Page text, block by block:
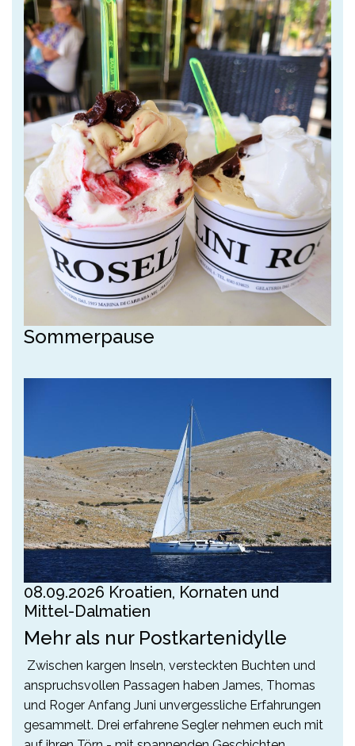
Sommerpause
08.09.2026 Kroatien, Kornaten und
Mittel-Dalmatien
Mehr als nur Postkartenidylle
Zwischen kargen Inseln, versteckten Buchten und
anspruchsvollen Passagen haben James, Thomas
und Roger Anfang Juni unvergessliche Erfahrungen
gesammelt. Drei erfahrene Segler nehmen euch mit